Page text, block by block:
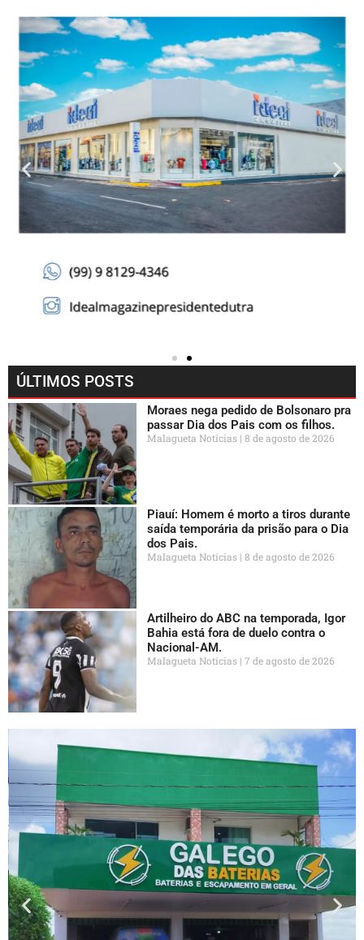
ÚLTIMOS POSTS
Moraes nega pedido de Bolsonaro pra
passar Dia dos Pais com os filhos.
Malagueta Notícias 8 de agosto de 2026
Piauí: Homem é morto a tiros durante
saída temporária da prisão para o Dia
dos Pais.
Malagueta Notícias 8 de agosto de 2026
Artilheiro do ABC na temporada, Igor
Bahia está fora de duelo contra o
Nacional-AM.
Malagueta Notícias 7 de agosto de 2026